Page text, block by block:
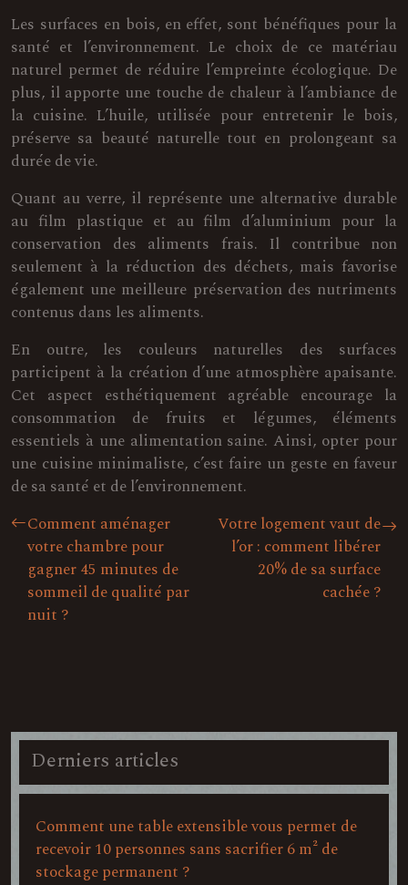
Les surfaces en bois, en effet, sont bénéfiques pour la
santé et l’environnement. Le choix de ce matériau
naturel permet de réduire l’empreinte écologique. De
plus, il apporte une touche de chaleur à l’ambiance de
la cuisine. L’huile, utilisée pour entretenir le bois,
préserve sa beauté naturelle tout en prolongeant sa
durée de vie.
Quant au verre, il représente une alternative durable
au film plastique et au film d’aluminium pour la
conservation des aliments frais. Il contribue non
seulement à la réduction des déchets, mais favorise
également une meilleure préservation des nutriments
contenus dans les aliments.
En outre, les couleurs naturelles des surfaces
participent à la création d’une atmosphère apaisante.
Cet aspect esthétiquement agréable encourage la
consommation de fruits et légumes, éléments
essentiels à une alimentation saine. Ainsi, opter pour
une cuisine minimaliste, c’est faire un geste en faveur
de sa santé et de l’environnement.
Comment aménager
votre chambre pour
gagner 45 minutes de
sommeil de qualité par
nuit ?
Votre logement vaut de
l’or : comment libérer
20% de sa surface
cachée ?
Derniers articles
Comment une table extensible vous permet de
recevoir 10 personnes sans sacrifier 6 m² de
stockage permanent ?